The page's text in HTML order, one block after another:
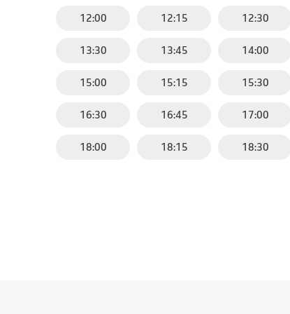
12:00 12:15 12:30
13:30 13:45 14:00
15:00 15:15 15:30
16:30 16:45 17:00
18:00 18:15 18:30